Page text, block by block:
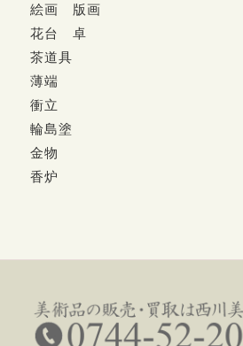
絵画 版画
花台 卓
茶道具
薄端
衝立
輪島塗
金物
香炉